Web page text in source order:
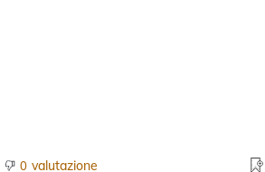
0 valutazione